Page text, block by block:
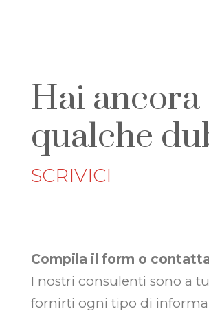
Hai ancora
qualche
SCRIVICI
Compila il form o
I nostri consulenti sono a
fornirti ogni tipo di